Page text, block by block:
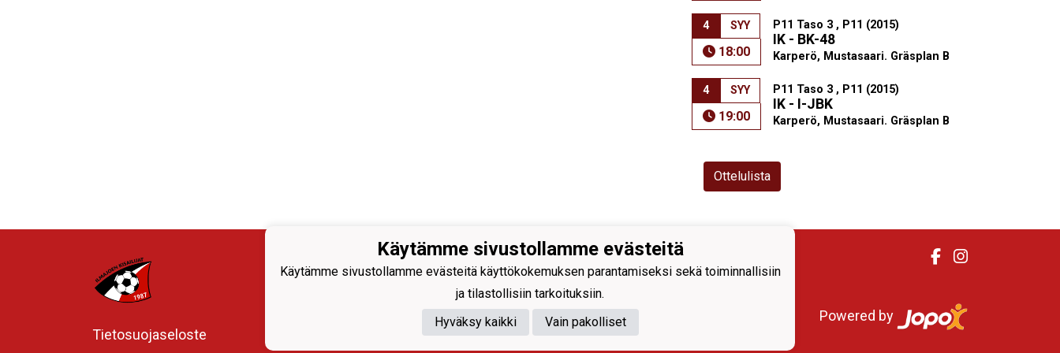
4 SYY
18:00
P11 Taso 3 , P11 (2015)
IK - BK-48
Karperö, Mustasaari. Gräsplan B
4 SYY
19:00
P11 Taso 3 , P11 (2015)
IK - I-JBK
Karperö, Mustasaari. Gräsplan B
Ottelulista
Tietosuojaseloste
Ylävalikon seuranavigoinnista joukkueiden
sivuille
Powered by
Käytämme sivustollamme evästeitä
Käytämme sivustollamme evästeitä käyttökokemuksen parantamiseksi sekä toiminnallisiin
ja tilastollisiin tarkoituksiin.
Hyväksy kaikki
Vain pakolliset